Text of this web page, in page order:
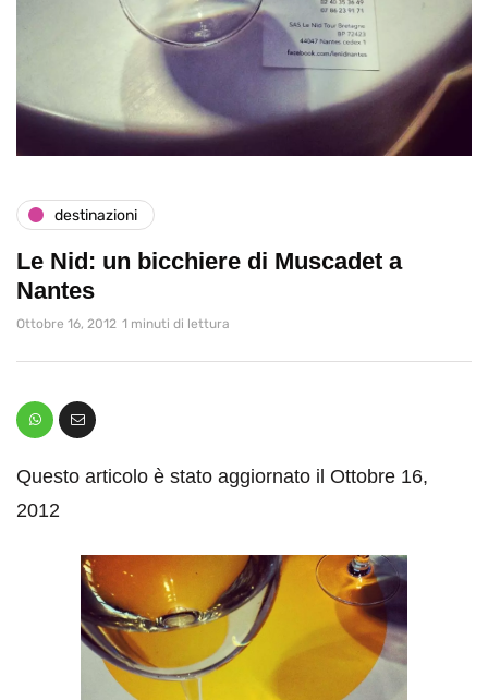
destinazioni
Le Nid: un bicchiere di Muscadet a
Nantes
Ottobre 16, 2012 1 minuti di lettura
Questo articolo è stato aggiornato il Ottobre 16,
2012